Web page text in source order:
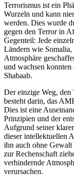
Terrorismus ist ein
Wurzeln und kann
werden. Dies wurde
gegen den Terror in
Gegenteil: Jede
Ländern wie
Atmosphäre
und wachsen
Shabaab.
Der einzige Weg, den
besteht darin, das
Dies ist eine
Prinzipien und der
Aufgrund seiner
dieser intellektuellen
ihn auch ohne Gewalt
zur Rechenschaft
verhindernde
verursachen.